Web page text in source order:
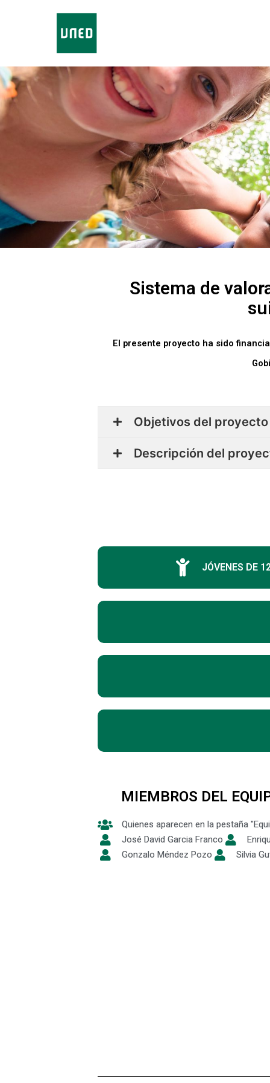
Sistema de
El presente proyecto ha sido
Objetivos del proyecto
Descripción del
JÓVENES DE
MIEMBROS DEL
Quienes aparecen en la pestaña
José David Garcia Franco
Gonzalo Méndez Pozo
Silvia